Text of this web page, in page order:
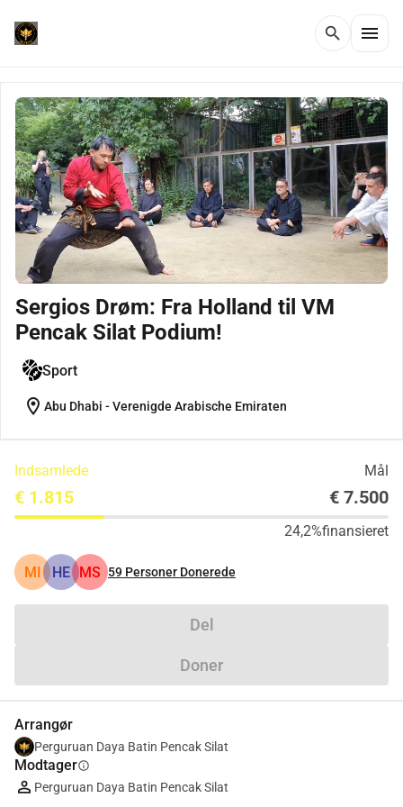
search menu
Sergios Drøm: Fra Holland til VM
Pencak Silat Podium!
Sport
location_on Abu Dhabi - Verenigde Arabische Emiraten
Indsamlede Mål
€ 1.815 € 7.500
24,2%finansieret
MI HE MS 59 Personer Donerede
Del
Doner
Arrangør
Perguruan Daya Batin Pencak Silat
Modtagerinfo
Perguruan Daya Batin Pencak Silat